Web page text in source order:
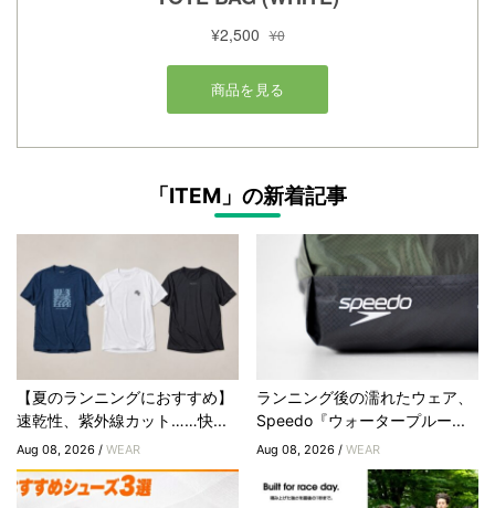
「ITEM」の新着記事
【夏のランニングにおすすめ】
速乾性、紫外線カット……快...
Aug 08, 2026 / WEAR
ランニング後の濡れたウェア、
Speedo『ウォータープルー...
Aug 08, 2026 /WEAR